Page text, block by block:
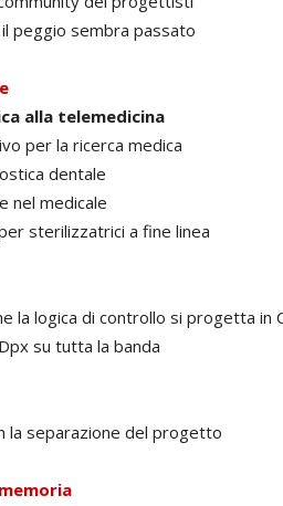
peggio sembra passato
alla telemedicina
per la ricerca medica
dentale
nel medicale
sterilizzatrici a fine linea
la logica di controllo si progetta in
su tutta la banda
la separazione del progetto